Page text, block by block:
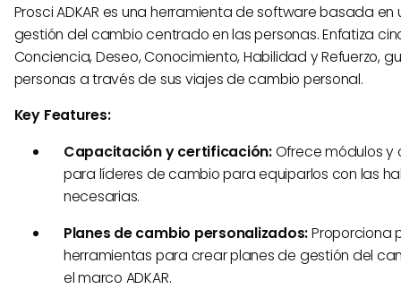
Prosci ADKAR es una herramienta de software basada
gestión del cambio centrado en las personas. Enfatiza
Conciencia, Deseo, Conocimiento, Habilidad y Refuerzo,
personas a través de sus viajes de cambio personal.
Key Features:
Capacitación y certificación:Ofrece módulos y
para líderes de cambio para equiparlos con las
necesarias.
Planes de cambio personalizados:Proporciona
herramientas para crear planes de gestión del
el marco ADKAR.